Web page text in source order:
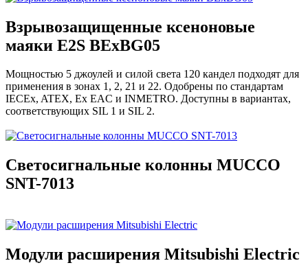
Взрывозащищенные ксеноновые
маяки E2S BExBG05
Мощностью 5 джоулей и силой света 120 кандел подходят для
применения в зонах 1, 2, 21 и 22. Одобрены по стандартам
IECEx, ATEX, Ex EAC и INMETRO. Доступны в вариантах,
соответствующих SIL 1 и SIL 2.
Светосигнальные колонны MUCCO
SNT-7013
Модули расширения Mitsubishi Electric